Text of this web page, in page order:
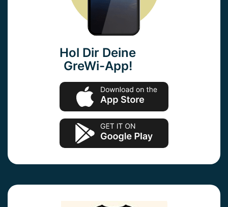
Hol Dir Deine
GreWi-App!